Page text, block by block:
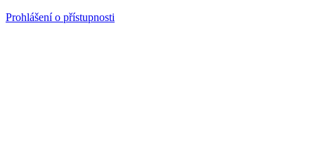
Prohlášení o přístupnosti